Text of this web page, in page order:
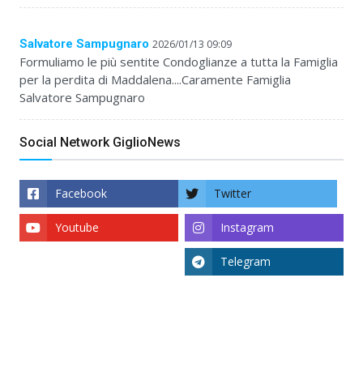
Salvatore Sampugnaro 2026/01/13 09:09
Formuliamo le più sentite Condoglianze a tutta la Famiglia
per la perdita di Maddalena....Caramente Famiglia
Salvatore Sampugnaro
Social Network GiglioNews
Facebook Twitter
Instagram
Youtube
Telegram